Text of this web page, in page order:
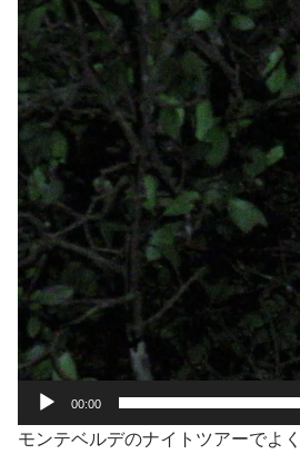
00:00
モンテベルデのナイトツアーでよ